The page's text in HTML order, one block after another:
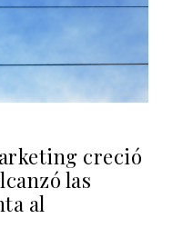
creció
las
al